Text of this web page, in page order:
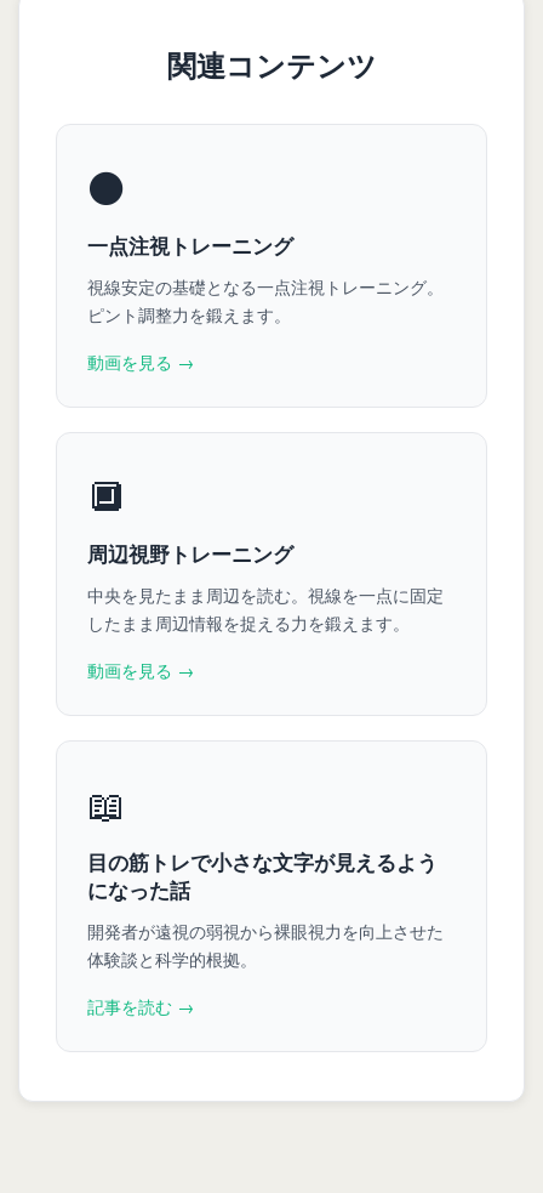
関連コンテンツ
⚫
一点注視トレーニング
視線安定の基礎となる一点注視トレーニング。
ピント調整力を鍛えます。
動画を見る →
🔲
周辺視野トレーニング
中央を見たまま周辺を読む。視線を一点に固定
したまま周辺情報を捉える力を鍛えます。
動画を見る →
📖
目の筋トレで小さな文字が見えるよう
になった話
開発者が遠視の弱視から裸眼視力を向上させた
体験談と科学的根拠。
記事を読む →